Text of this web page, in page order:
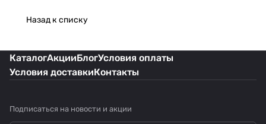
Назад к списку
КаталогАкцииБлогУсловия оплаты
Условия доставкиКонтакты
Подписаться на новости и акции